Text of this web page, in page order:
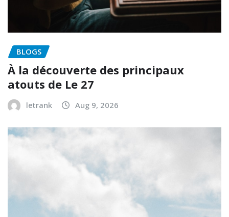
BLOGS
À la découverte des principaux
atouts de Le 27
letrank Aug 9, 2026